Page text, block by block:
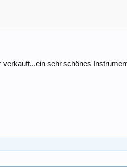
verkauft...ein sehr schönes